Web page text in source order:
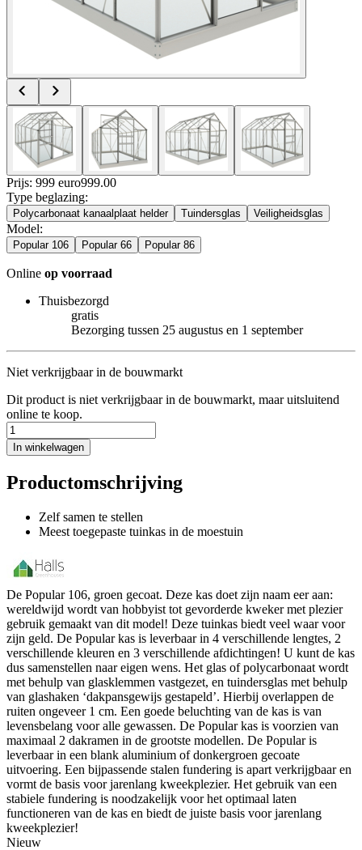
Prijs: 999 euro999.00
Type beglazing:
Polycarbonaat kanaalplaat helder Tuindersglas Veiligheidsglas
Model:
Popular 106 Popular 66 Popular 86
Online op voorraad
Thuisbezorgd
gratis
Bezorging tussen 25 augustus en 1 september
Niet verkrijgbaar in de bouwmarkt
Dit product is niet verkrijgbaar in de bouwmarkt, maar uitsluitend
online te koop.
In winkelwagen
Productomschrijving
Zelf samen te stellen
Meest toegepaste tuinkas in de moestuin
De Popular 106, groen gecoat. Deze kas doet zijn naam eer aan:
wereldwijd wordt van hobbyist tot gevorderde kweker met plezier
gebruik gemaakt van dit model! Deze tuinkas biedt veel waar voor
zijn geld. De Popular kas is leverbaar in 4 verschillende lengtes, 2
verschillende kleuren en 3 verschillende afdichtingen! U kunt de kas
dus samenstellen naar eigen wens. Het glas of polycarbonaat wordt
met behulp van glasklemmen vastgezet, en tuindersglas met behulp
van glashaken ‘dakpansgewijs gestapeld’. Hierbij overlappen de
ruiten ongeveer 1 cm. Een goede beluchting van de kas is van
levensbelang voor alle gewassen. De Popular kas is voorzien van
maximaal 2 dakramen in de grootste modellen. De Popular is
leverbaar in een blank aluminium of donkergroen gecoate
uitvoering. Een bijpassende stalen fundering is apart verkrijgbaar en
vormt de basis voor jarenlang kweekplezier. Het gebruik van een
stabiele fundering is noodzakelijk voor het optimaal laten
functioneren van de kas en biedt de juiste basis voor jarenlang
kweekplezier!
Nieuw